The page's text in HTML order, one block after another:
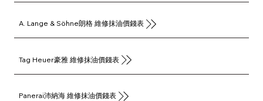
A. Lange & Söhne朗格 維修抹油價錢表
Tag Heuer豪雅 維修抹油價錢表
Panerai沛納海 維修抹油價錢表